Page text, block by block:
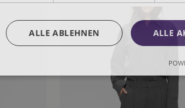
ALLE
ALLE ABLEHNEN